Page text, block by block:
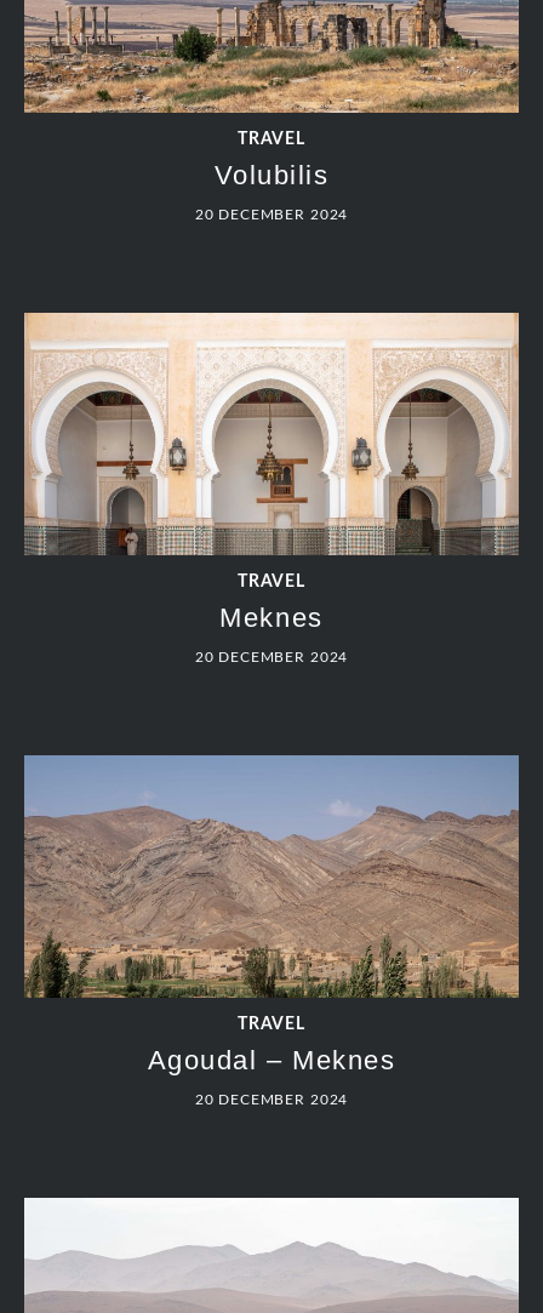
TRAVEL
Agoudal – Meknes
20 DECEMBER 2024
TRAVEL
Gorge du Dades – Agoudal
19 DECEMBER 2024
TRAVEL
Hike Monkey Fingers
19 DECEMBER 2024